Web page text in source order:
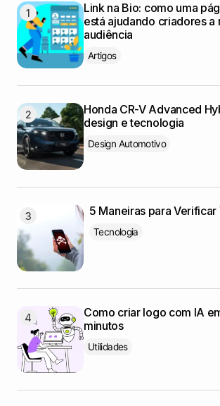
Link na Bio: como uma
está ajudando criadores a
audiência
Artigos
Honda CR-V Advanced
design e tecnologia
Design Automotivo
5 Maneiras para Verificar
Tecnologia
Como criar logo com IA
minutos
Utilidades